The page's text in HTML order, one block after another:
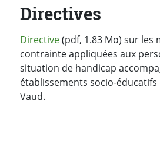
Directives
Directive(pdf, 1.83 Mo) sur les
contrainte appliquées aux
situation de handicap
établissements socio-
Vaud.